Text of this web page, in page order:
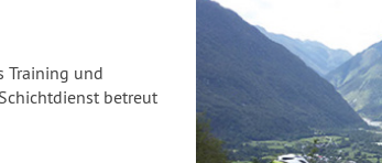
Training und
betreut